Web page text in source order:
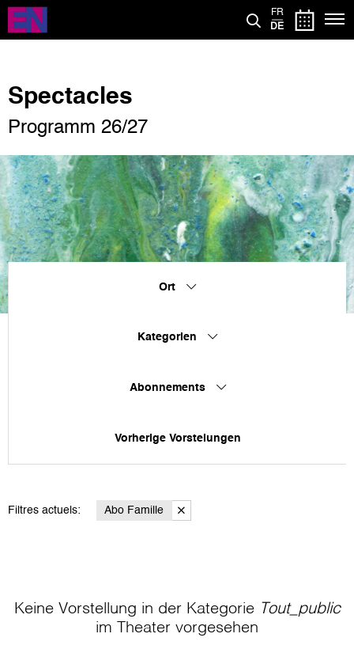
Direkt
zum
Inhalt
FR
DE
Spectacles
Programm 26/27
Ort
Kategorien
Abonnements
Vorherige Vorstelungen
Filtres actuels: Abo Famille
Keine Vorstellung in der Kategorie Tout_public
im Theater vorgesehen